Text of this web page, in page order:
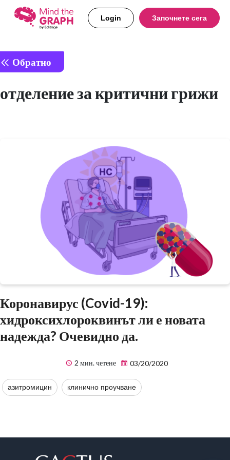
Login Започнете сега
Обратно
отделение за критични грижи
Коронавирус (Covid-19):
хидроксихлороквинът ли е новата
надежда? Очевидно да.
2 мин. четене 03/20/2020
азитромицин клинично проучване